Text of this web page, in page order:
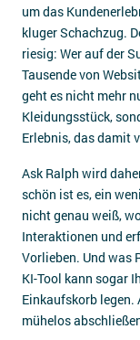
um das
kluger Schachzug.
riesig: Wer auf der
Tausende von
geht es nicht mehr
Kleidungsstück,
Erlebnis, das damit
Ask Ralph wird
schön ist es, ein
nicht genau weiß,
Interaktionen und
Vorlieben. Und was
KI-Tool kann sogar
Einkaufskorb legen.
mühelos